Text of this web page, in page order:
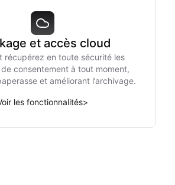
et accès cloud
récupérez en toute sécurité les
consentement à tout moment,
et améliorant l’archivage.
les fonctionnalités>